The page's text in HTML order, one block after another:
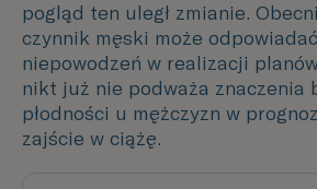
pogląd ten uległ zmianie.
czynnik męski może
niepowodzeń w realizacji
nikt już nie podważa znaczenia
płodności u mężczyzn w
zajście w ciążę.